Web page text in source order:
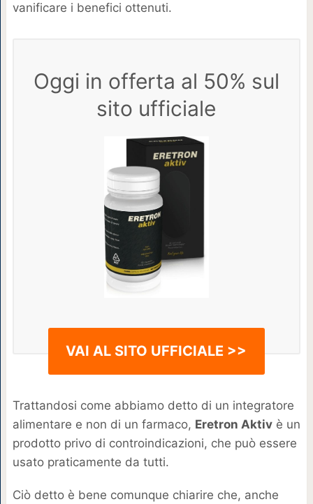
vanificare i benefici ottenuti.
Oggi in offerta al 50% sul
sito ufficiale
VAI AL SITO UFFICIALE >>
Trattandosi come abbiamo detto di un integratore
alimentare e non di un farmaco, Eretron Aktivè un
prodotto privo di controindicazioni, che può essere
usato praticamente da tutti.
Ciò detto è bene comunque chiarire che, anche